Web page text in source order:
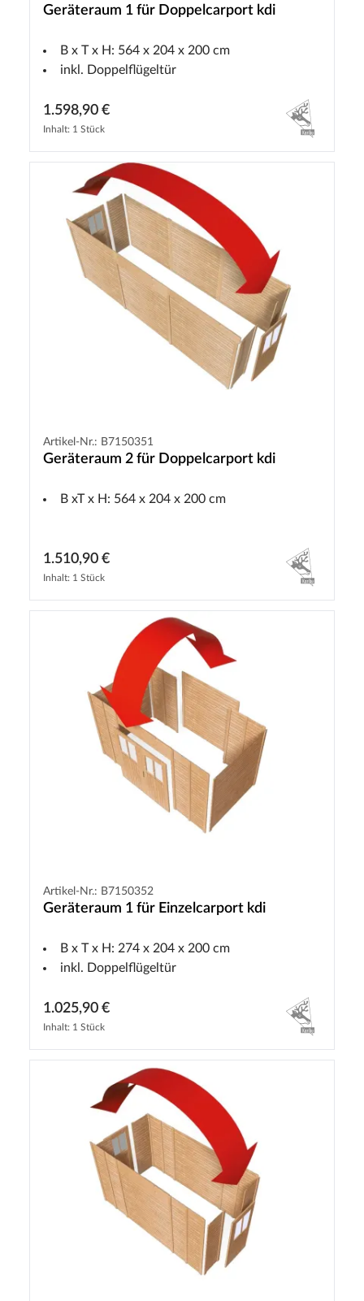
Geräteraum 1 für Doppelcarport kdi
B x T x H: 564 x 204 x 200 cm
inkl. Doppelflügeltür
1.598,90 €
Inhalt: 1 Stück
Artikel-Nr.: B7150351
Geräteraum 2 für Doppelcarport kdi
B xT x H: 564 x 204 x 200 cm
1.510,90 €
Inhalt: 1 Stück
Artikel-Nr.: B7150352
Geräteraum 1 für Einzelcarport kdi
B x T x H: 274 x 204 x 200 cm
inkl. Doppelflügeltür
1.025,90 €
Inhalt: 1 Stück